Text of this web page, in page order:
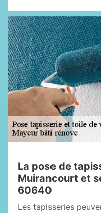
La pose de
Muirancourt et
60640
Les tapisseries